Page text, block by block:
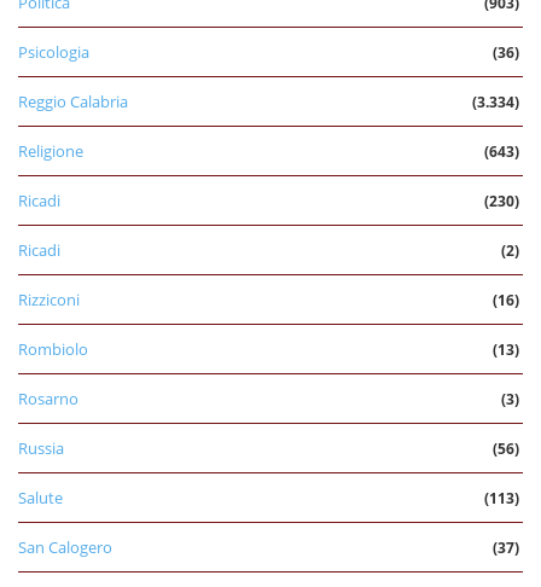
Psicologia (36)
Reggio Calabria (3.334)
Religione (643)
Ricadi (230)
Ricadi (2)
Rizziconi (16)
Rombiolo (13)
Rosarno (3)
Russia (56)
Salute (113)
San Calogero (37)